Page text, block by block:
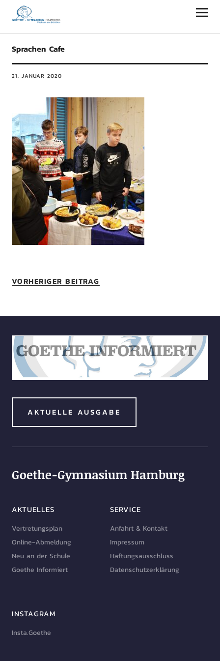
Goethe-Gymnasium Hamburg
Sprachen Cafe
21. JANUAR 2020
VORHERIGER BEITRAG
AKTUELLE AUSGABE
Goethe-Gymnasium Hamburg
AKTUELLES
Vertretungsplan
Online-Abmeldung
Neu an der Schule
Goethe Informiert
SERVICE
Anfahrt & Kontakt
Impressum
Haftungsausschluss
Datenschutzerklärung
INSTAGRAM
Insta.Goethe